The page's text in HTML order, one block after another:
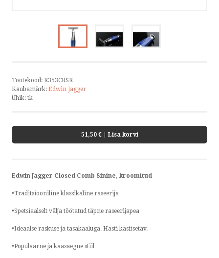
Tootekood: R353CRSR
Kaubamärk: Edwin Jagger
Ühik: tk
51,50 € | Lisa korvi
Edwin Jagger Closed Comb Sinine, kroomitud
•Traditsiooniline klassikaline raseerija
•Spetsiaalselt välja töötatud täpne raseerijapea
•Ideaalse raskuse ja tasakaaluga. Hästi käsitsetav.
•Populaarne ja kaasaegne stiil